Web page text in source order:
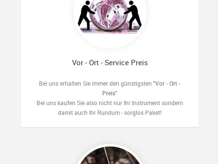
Vor - Ort - Service Preis
Bei uns erhalten Sie immer den günstigsten "Vor - Ort -
Preis"
Bei uns kaufen Sie also nicht nur Ihr Instrument sondern
damit auch Ihr Rundum - sorglos Paket!